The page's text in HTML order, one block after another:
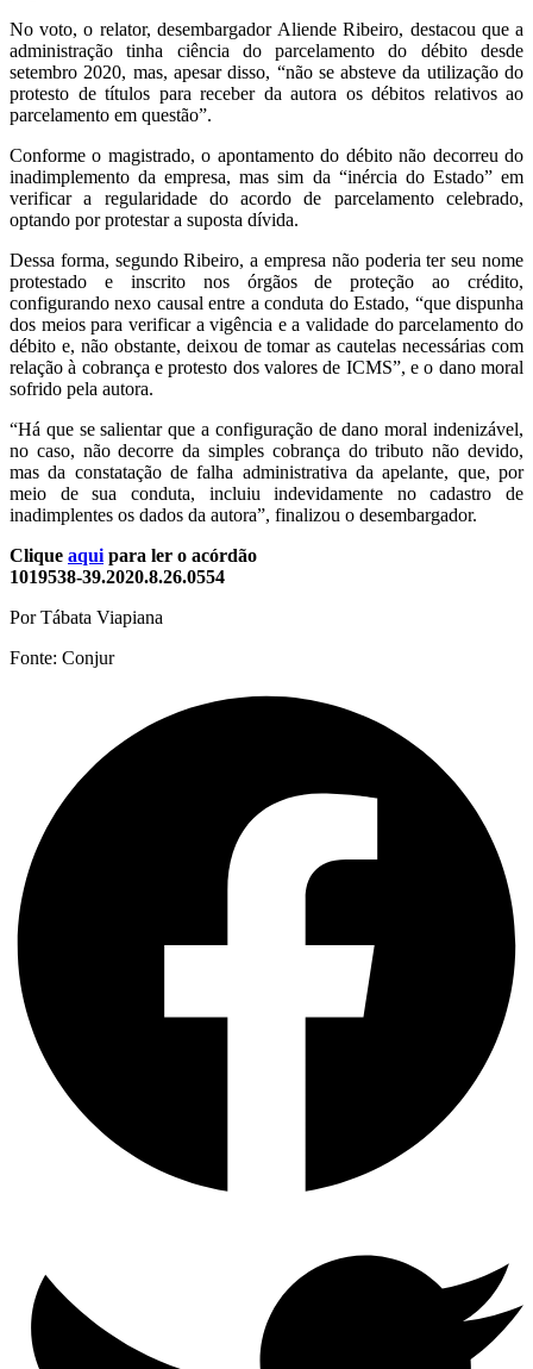
No voto, o relator, desembargador Aliende Ribeiro, destacou que a
administração tinha ciência do parcelamento do débito desde
setembro 2020, mas, apesar disso, “não se absteve da utilização do
protesto de títulos para receber da autora os débitos relativos ao
parcelamento em questão”.
Conforme o magistrado, o apontamento do débito não decorreu do
inadimplemento da empresa, mas sim da “inércia do Estado” em
verificar a regularidade do acordo de parcelamento celebrado,
optando por protestar a suposta dívida.
Dessa forma, segundo Ribeiro, a empresa não poderia ter seu nome
protestado e inscrito nos órgãos de proteção ao crédito,
configurando nexo causal entre a conduta do Estado, “que dispunha
dos meios para verificar a vigência e a validade do parcelamento do
débito e, não obstante, deixou de tomar as cautelas necessárias com
relação à cobrança e protesto dos valores de ICMS”, e o dano moral
sofrido pela autora.
“Há que se salientar que a configuração de dano moral indenizável,
no caso, não decorre da simples cobrança do tributo não devido,
mas da constatação de falha administrativa da apelante, que, por
meio de sua conduta, incluiu indevidamente no cadastro de
inadimplentes os dados da autora”, finalizou o desembargador.
Clique aqui para ler o acórdão
1019538-39.2020.8.26.0554
Por Tábata Viapiana
Fonte: Conjur